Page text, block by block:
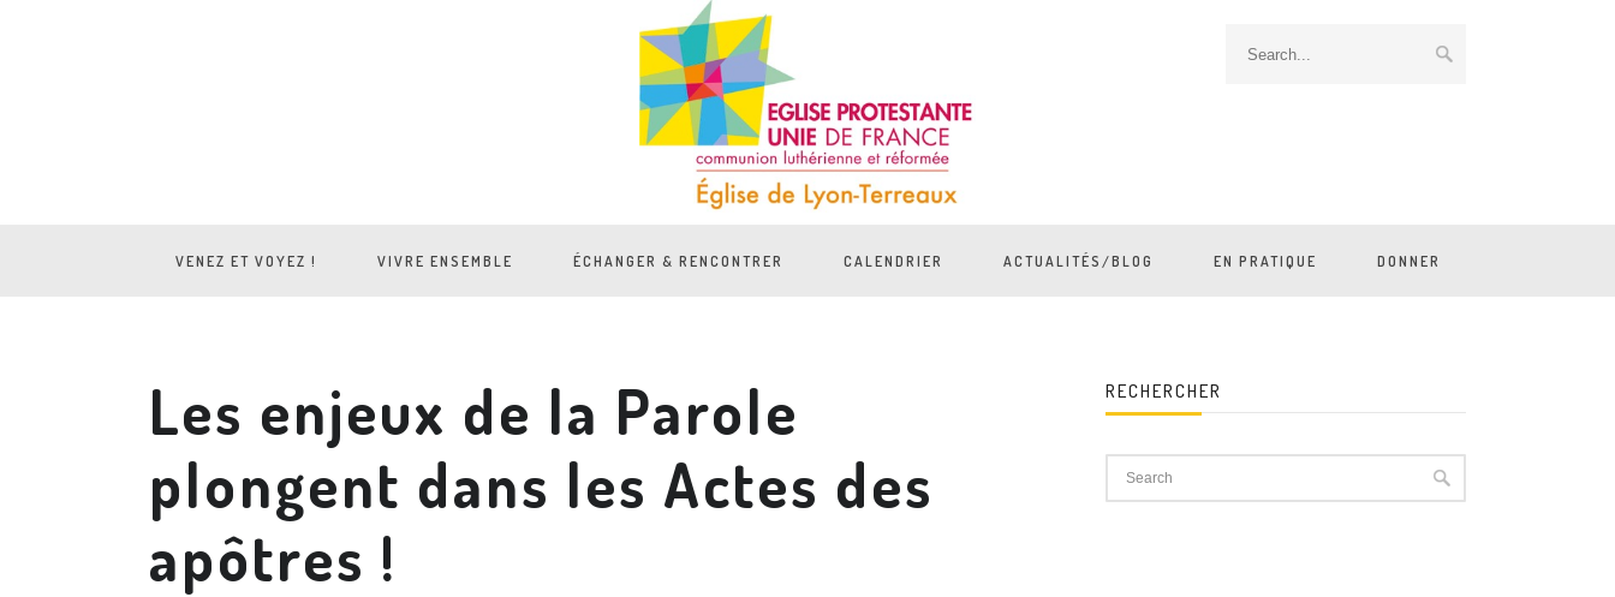
VENEZ ET VOYEZ ! VIVRE ENSEMBLE ÉCHANGER & RENCONTRER CALENDRIER ACTUALITÉS/BLOG EN PRATIQUE DONNER
Les enjeux de la Parole
plongent dans les Actes des
apôtres !
RECHERCHER